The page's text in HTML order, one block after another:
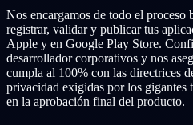
Nos encargamos de todo el
registrar, validar y publicar tus
Apple y en Google Play Store.
desarrollador corporativos y nos
cumpla al 100% con las directrices
privacidad exigidas por los gigantes
en la aprobación final del producto.